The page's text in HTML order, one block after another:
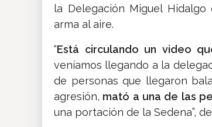
la Delegación Miguel
arma al aire.
“Está circulando un video
veníamos llegando a la
de personas que llegaron
agresión, mató a una de las
una portación de la Sedena”,